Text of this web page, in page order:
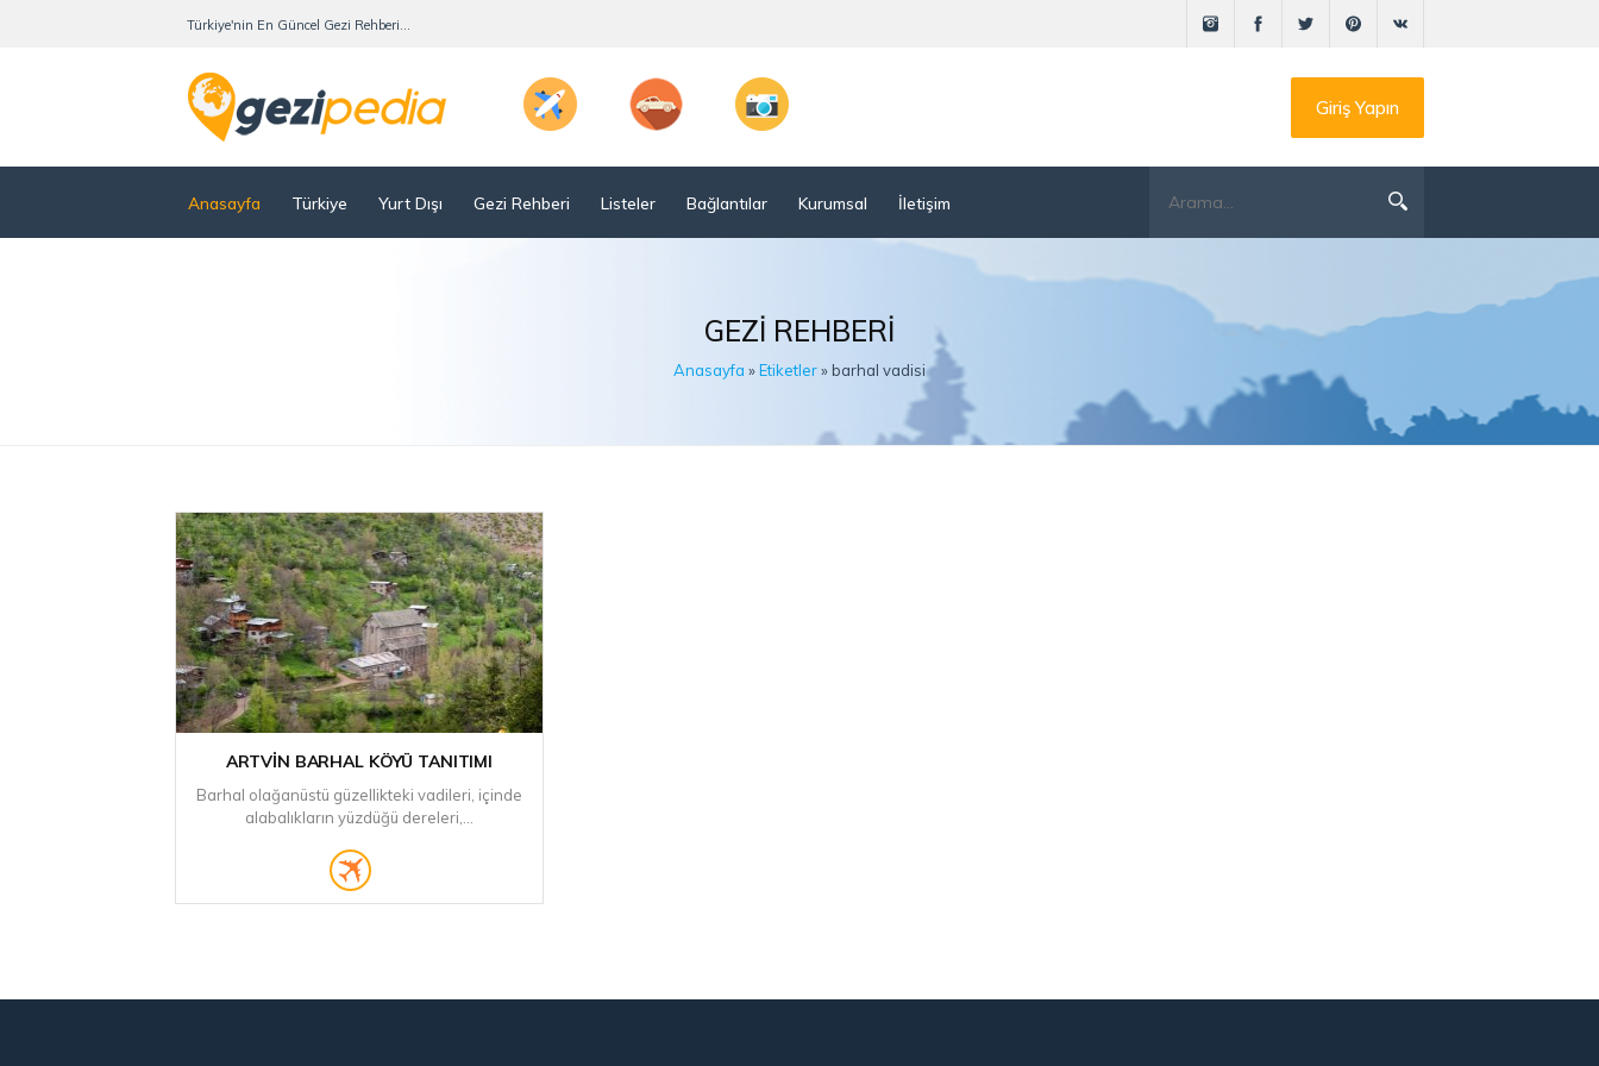
Türkiye'nin En Güncel Gezi Rehberi...
Giriş Yapın
Anasayfa Türkiye Yurt Dışı Gezi Rehberi Listeler Bağlantılar Kurumsal İletişim
GEZI REHBERI
Anasayfa »Etiketler» barhal vadisi
ARTVIN BARHAL KÖYÜ TANITIMI
Barhal olağanüstü güzellikteki vadileri, içinde
alabalıkların yüzdüğü dereleri,...